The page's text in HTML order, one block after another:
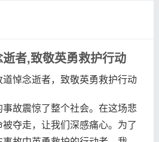
者,致敬英勇救护行动
悼念逝者，致敬英勇救护行动
故震惊了整个社会。在这场悲
夺走，让我们深感痛心。为了